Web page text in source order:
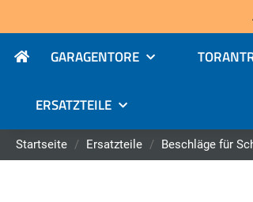
GARAGENTORE
ERSATZTEILE
Startseite Ersatzteile Beschläge für